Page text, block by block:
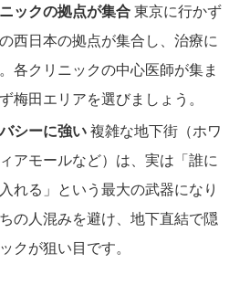
ックの拠点が集合 東京に行かず
西日本の拠点が集合し、治療に
各クリニックの中心医師が集ま
梅田エリアを選びましょう。
シーに強い 複雑な地下街（ホワ
アモールなど）は、実は「誰に
れる」という最大の武器になり
の人混みを避け、地下直結で隠
クが狙い目です。